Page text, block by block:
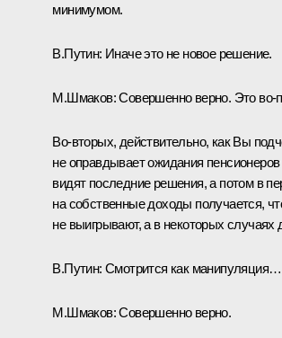
минимумом.
В.Путин: Иначе это не новое решение.
М.Шмаков:Совершенно верно. Это
Во-вторых, действительно, как Вы
не оправдывает ожидания
видят последние решения, а потом в
на собственные доходы получается,
не выигрывают, а в некоторых случаях
В.Путин: Смотрится как манипуляция…
М.Шмаков:Совершенно верно.